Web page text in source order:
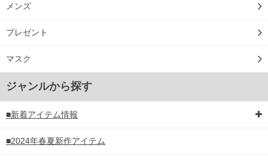
メンズ
プレゼント
マスク
ジャンルから探す
■新着アイテム情報
■2024年春夏新作アイテム